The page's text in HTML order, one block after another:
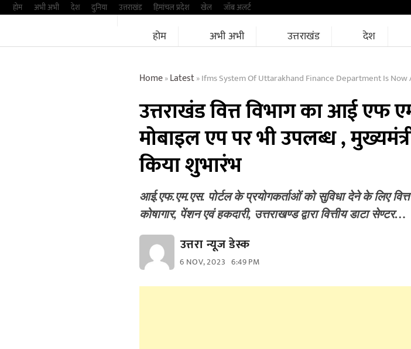
Skipहोम अभी अभी देश दुनिया उत्तराखंड हिमांचल प्रदेश खेल जॉब अलर्ट
होम अभी अभी उत्तराखंड देश
Home»Latest»Ifms System Of Uttarakhand Finance Department Is Now Available On
उत्तराखंड वित्त विभाग का आई एफ
मोबाइल एप पर भी उपलब्ध ,
किया शुभारंभ
आई.एफ.एम.एस. पोर्टल के प्रयोगकर्ताओं को सुविधा देने के लिए वित्त
कोषागार, पेंशन एवं हकदारी, उत्तराखण्ड द्वारा वित्तीय डाटा सेण्टर…
उत्तरा न्यूज डेस्क
6 NOV, 2023 6:49 PM